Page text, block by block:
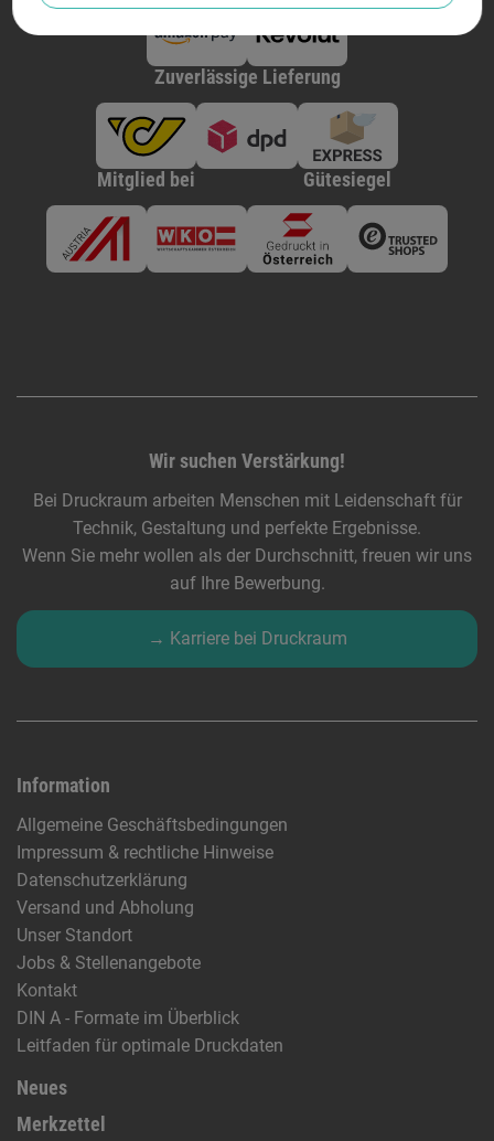
Zuverlässige Lieferung
Mitglied bei Gütesiegel
Wir suchen Verstärkung!
Bei Druckraum arbeiten Menschen mit Leidenschaft für
Technik, Gestaltung und perfekte Ergebnisse.
Wenn Sie mehr wollen als der Durchschnitt, freuen wir uns
auf Ihre Bewerbung.
→ Karriere bei Druckraum
Information
Allgemeine Geschäftsbedingungen
Impressum & rechtliche Hinweise
Datenschutzerklärung
Versand und Abholung
Unser Standort
Jobs & Stellenangebote
Kontakt
DIN A - Formate im Überblick
Leitfaden für optimale Druckdaten
Neues
Merkzettel